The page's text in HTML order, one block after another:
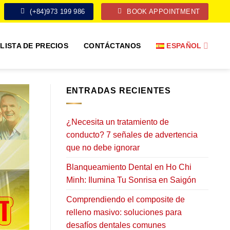
(+84)973 199 986 BOOK APPOINTMENT
LISTA DE PRECIOS CONTÁCTANOS ESPAÑOL
ENTRADAS RECIENTES
¿Necesita un tratamiento de
conducto? 7 señales de advertencia
que no debe ignorar
Blanqueamiento Dental en Ho Chi
Minh: Ilumina Tu Sonrisa en Saigón
Comprendiendo el composite de
relleno masivo: soluciones para
desafíos dentales comunes